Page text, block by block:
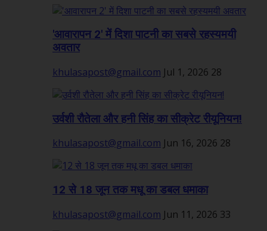
'आवारापन 2' में दिशा पाटनी का सबसे रहस्यमयी
अवतार
khulasapost@gmail.com Jul 1, 2026 28
उर्वशी रौतेला और हनी सिंह का सीक्रेट रीयूनियन!
khulasapost@gmail.com Jun 16, 2026 28
12 से 18 जून तक मधू का डबल धमाका
khulasapost@gmail.com Jun 11, 2026 33